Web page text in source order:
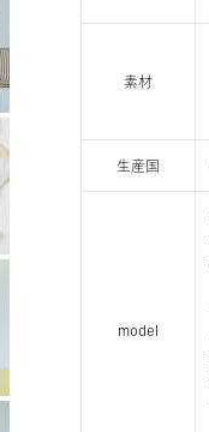
素材
生産国
model